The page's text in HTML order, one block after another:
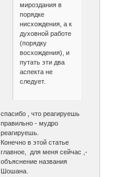
мироздания в
порядке
нисхождения, а к
духовной работе
(порядку
восхождения), и
путать эти два
аспекта не
следует.
спасибо , что реагируешь
правильно - мудро
реагируешь.
Конечно в этой статье
главное, для меня сейчас ,-
объяснение названия
Шошана.